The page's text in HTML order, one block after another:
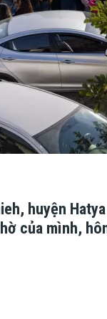
huyện Hatya
của mình,